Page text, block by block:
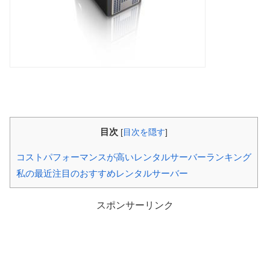
目次 [目次を隠す]
コストパフォーマンスが高いレンタルサーバーランキング
私の最近注目のおすすめレンタルサーバー
スポンサーリンク